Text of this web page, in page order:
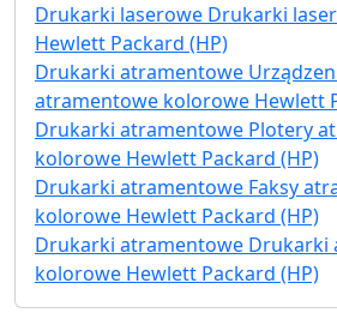
Drukarki laserowe Drukarki
Hewlett Packard (HP)
Drukarki atramentowe
atramentowe kolorowe Hewlett
Drukarki atramentowe Plotery
kolorowe Hewlett Packard (HP)
Drukarki atramentowe Faksy
kolorowe Hewlett Packard (HP)
Drukarki atramentowe Drukarki
kolorowe Hewlett Packard (HP)